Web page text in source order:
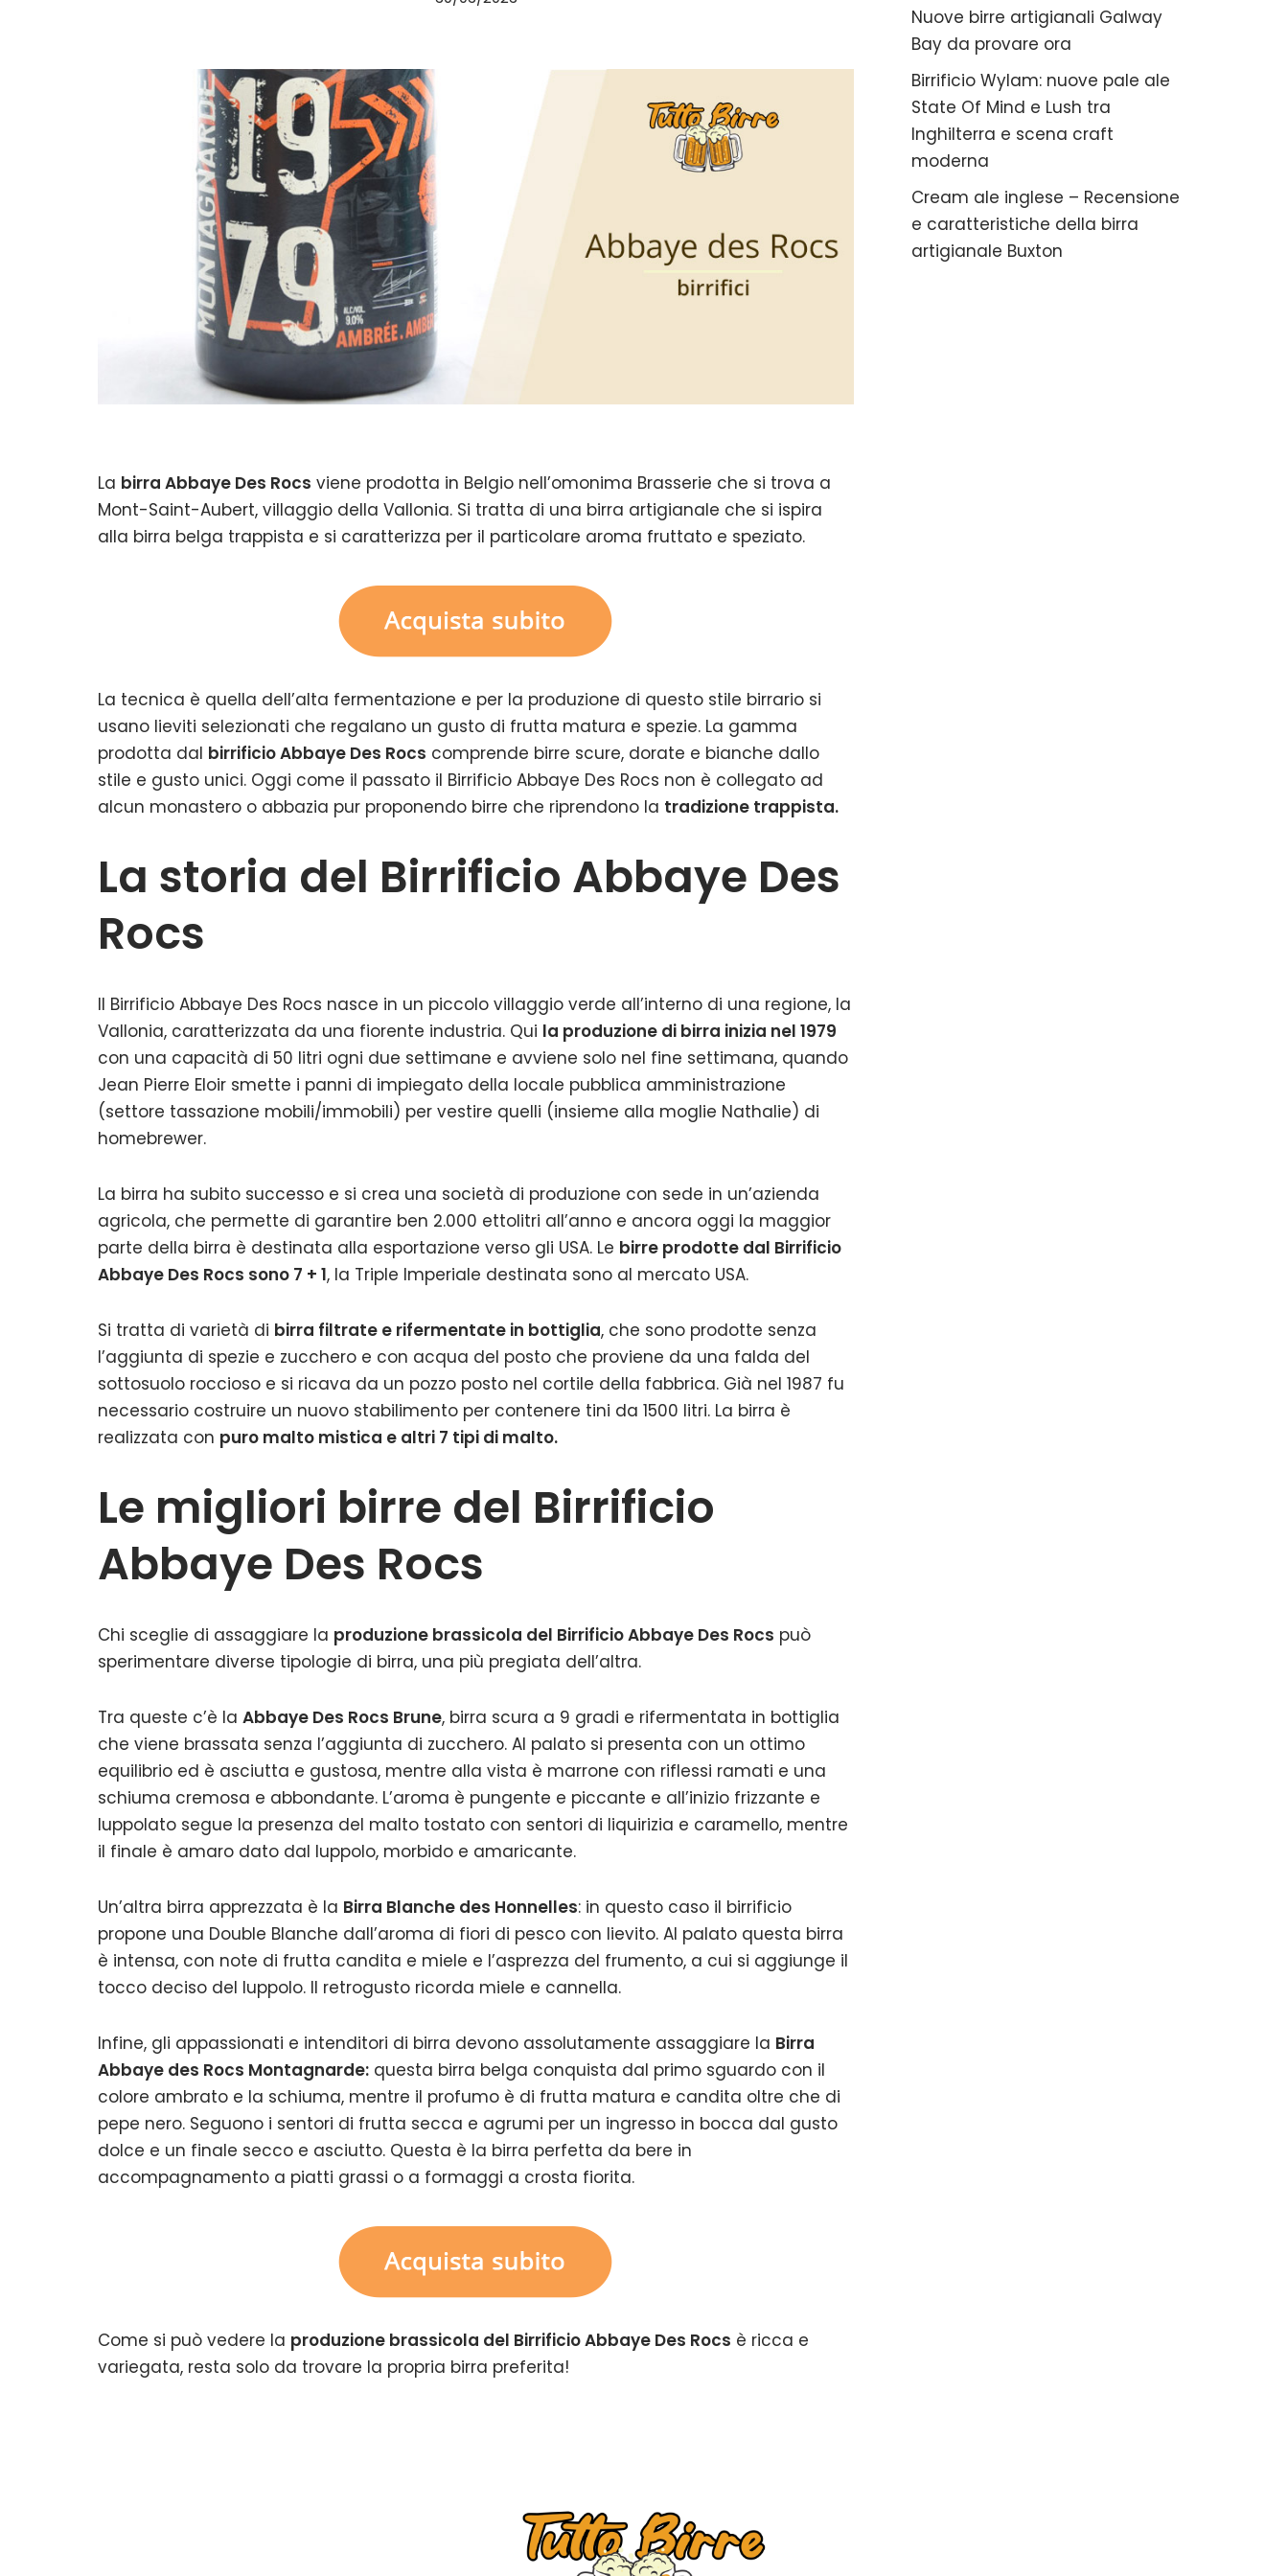
La birra Abbaye Des Rocs viene prodotta in Belgio nell’omonima Brasserie che si trova a
Mont-Saint-Aubert, villaggio della Vallonia. Si tratta di una birra artigianale che si ispira
alla birra belga trappista e si caratterizza per il particolare aroma fruttato e speziato.
La tecnica è quella dell’alta fermentazione e per la produzione di questo stile birrario si
usano lieviti selezionati che regalano un gusto di frutta matura e spezie. La gamma
prodotta dal birrificio Abbaye Des Rocs comprende birre scure, dorate e bianche dallo
stile e gusto unici. Oggi come il passato il Birrificio Abbaye Des Rocs non è collegato ad
alcun monastero o abbazia pur proponendo birre che riprendono la tradizione trappista.
La storia del Birrificio Abbaye Des
Rocs
Il Birrificio Abbaye Des Rocs nasce in un piccolo villaggio verde all’interno di una regione, la
Vallonia, caratterizzata da una fiorente industria. Qui la produzione di birra inizia nel 1979
con una capacità di 50 litri ogni due settimane e avviene solo nel fine settimana, quando
Jean Pierre Eloir smette i panni di impiegato della locale pubblica amministrazione
(settore tassazione mobili/immobili) per vestire quelli (insieme alla moglie Nathalie) di
homebrewer.
La birra ha subito successo e si crea una società di produzione con sede in un’azienda
agricola, che permette di garantire ben 2.000 ettolitri all’anno e ancora oggi la maggior
parte della birra è destinata alla esportazione verso gli USA. Le birre prodotte dal Birrificio
Abbaye Des Rocs sono 7 + 1, la Triple Imperiale destinata sono al mercato USA.
Si tratta di varietà di birra filtrate e rifermentate in bottiglia, che sono prodotte senza
l’aggiunta di spezie e zucchero e con acqua del posto che proviene da una falda del
sottosuolo roccioso e si ricava da un pozzo posto nel cortile della fabbrica. Già nel 1987 fu
necessario costruire un nuovo stabilimento per contenere tini da 1500 litri. La birra è
realizzata con puro malto mistica e altri 7 tipi di malto.
Le migliori birre del Birrificio
Abbaye Des Rocs
Chi sceglie di assaggiare la produzione brassicola del Birrificio Abbaye Des Rocs può
sperimentare diverse tipologie di birra, una più pregiata dell’altra.
Tra queste c’è la Abbaye Des Rocs Brune, birra scura a 9 gradi e rifermentata in bottiglia
che viene brassata senza l’aggiunta di zucchero. Al palato si presenta con un ottimo
equilibrio ed è asciutta e gustosa, mentre alla vista è marrone con riflessi ramati e una
schiuma cremosa e abbondante. L’aroma è pungente e piccante e all’inizio frizzante e
luppolato segue la presenza del malto tostato con sentori di liquirizia e caramello, mentre
il finale è amaro dato dal luppolo, morbido e amaricante.
Un’altra birra apprezzata è la Birra Blanche des Honnelles: in questo caso il birrificio
propone una Double Blanche dall’aroma di fiori di pesco con lievito. Al palato questa birra
è intensa, con note di frutta candita e miele e l’asprezza del frumento, a cui si aggiunge il
tocco deciso del luppolo. Il retrogusto ricorda miele e cannella.
Infine, gli appassionati e intenditori di birra devono assolutamente assaggiare la Birra
Abbaye des Rocs Montagnarde: questa birra belga conquista dal primo sguardo con il
colore ambrato e la schiuma, mentre il profumo è di frutta matura e candita oltre che di
pepe nero. Seguono i sentori di frutta secca e agrumi per un ingresso in bocca dal gusto
dolce e un finale secco e asciutto. Questa è la birra perfetta da bere in
accompagnamento a piatti grassi o a formaggi a crosta fiorita.
Come si può vedere la produzione brassicola del Birrificio Abbaye Des Rocs è ricca e
variegata, resta solo da trovare la propria birra preferita!
Nuove birre artigianali Galway
Bay da provare ora
Birrificio Wylam: nuove pale ale
State Of Mind e Lush tra
Inghilterra e scena craft
moderna
Cream ale inglese – Recensione
e caratteristiche della birra
artigianale Buxton